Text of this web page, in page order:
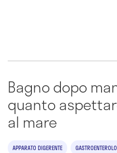
Bagno dopo
quanto
al mare
APPARATO DIGERENTE